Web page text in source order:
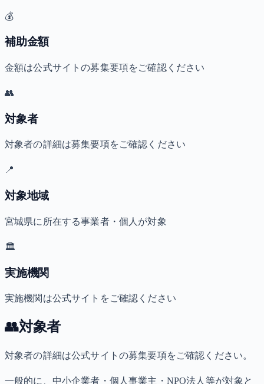
💰
補助金額
金額は公式サイトの募集要項をご確認ください
👥
対象者
対象者の詳細は募集要項をご確認ください
📍
対象地域
宮城県に所在する事業者・個人が対象
🏛️
実施機関
実施機関は公式サイトをご確認ください
👥対象者
対象者の詳細は公式サイトの募集要項をご確認ください。
一般的に、中小企業者・個人事業主・NPO法人等が対象と